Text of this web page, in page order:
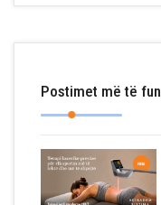
Postimet më të